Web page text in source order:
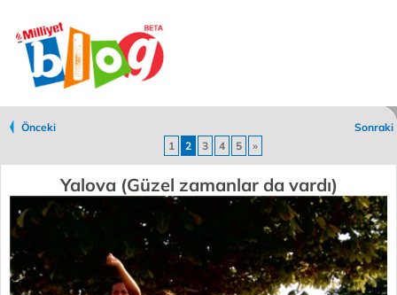
Önceki
Sonraki
1
2 3 4 5 »
Yalova (Güzel zamanlar da vardı)